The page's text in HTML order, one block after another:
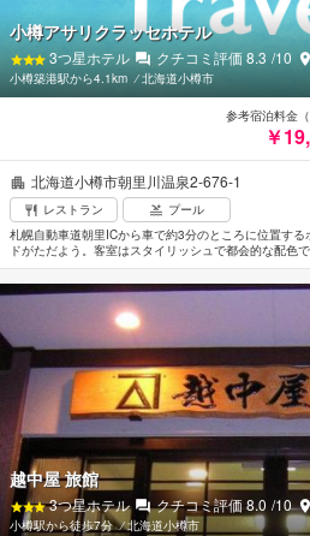
北海道小樽市朝里川温泉2-676-1
レストラン
プール
札幌自動車道朝里ICから車で約3分のところに位置す
ドがただよう。客室はスタイリッシュで都会的な配色
リアで居心地のよい雰囲気。開放的な露天風呂は日暮
ミネーションが瞬き日々の喧騒を忘れリラックスする
「小樽天狗山」まで車で約20分。小樽を代表する景勝
小樽アサリクラッセホテル
3つ星ホテル クチコミ評価 8.3 /10
小樽築港駅から4.1km ⁄北海道小樽市
参考宿泊料金
￥
越中屋 旅館
3つ星ホテル クチコミ評価 8.0 /10
小樽駅から徒歩7分 ⁄北海道小樽市